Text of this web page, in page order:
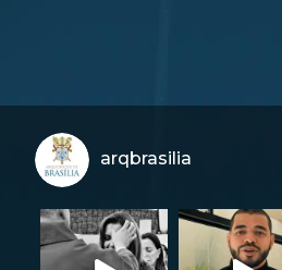
arqbrasilia